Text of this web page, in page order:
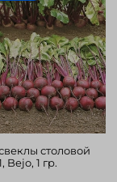
столовой
Пабло F1, Bejo, 1 гр.